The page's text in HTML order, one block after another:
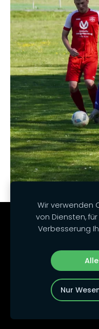
Unsere
Wir verwenden
von Diensten,
Verbesserung
Nur